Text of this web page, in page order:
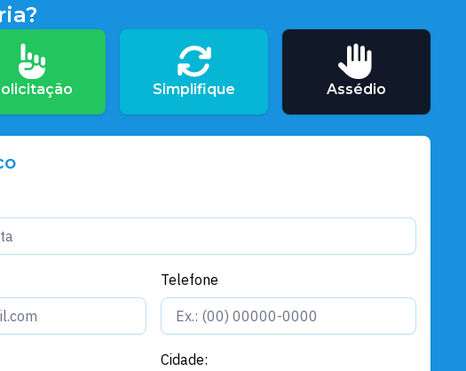
Simplifique Assédio
Telefone
Cidade: